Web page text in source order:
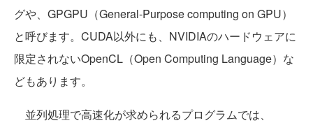
グや、GPGPU（General-Purpose computing on GPU）
と呼びます。CUDA以外にも、NVIDIAのハードウェアに
限定されないOpenCL（Open Computing Language）な
どもあります。
並列処理で高速化が求められるプログラムでは、